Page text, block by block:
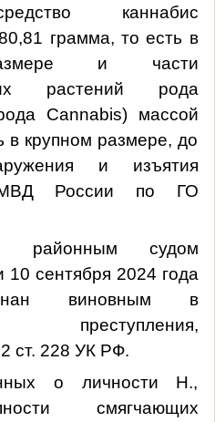
каннабис
грамма, то есть в
и части
растений рода
Cannabis) массой
в крупном размере, до
и изъятия
России по ГО
районным судом
10 сентября 2024 года
виновным в
ст. 228 УК РФ.
о личности Н.,
смягчающих